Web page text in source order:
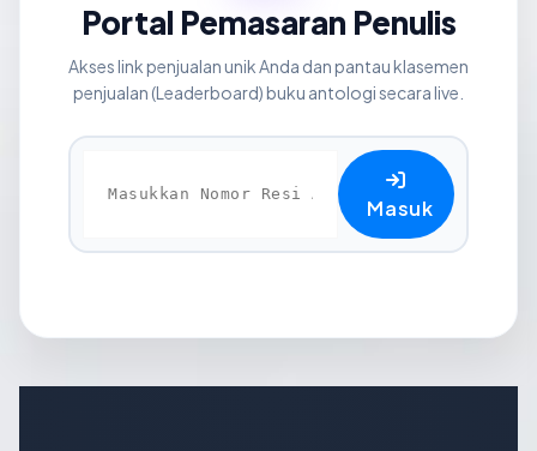
Portal Pemasaran Penulis
Akses link penjualan unik Anda dan pantau klasemen
penjualan (Leaderboard) buku antologi secara live.
Masuk